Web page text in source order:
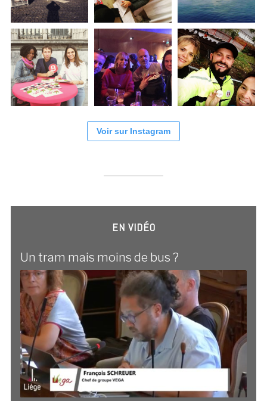
Voir sur Instagram
EN VIDÉO
Un tram mais moins de bus ?